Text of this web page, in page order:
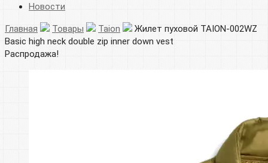
Новости
Главная Товары Taion
Жилет пуховой TAION-002WZ
Basic high neck double zip inner down vest
Распродажа!